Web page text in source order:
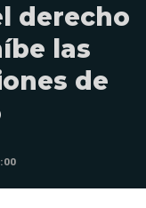
derecho
las
de